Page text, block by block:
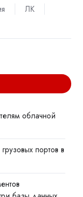
ЛК
облачной
портов в